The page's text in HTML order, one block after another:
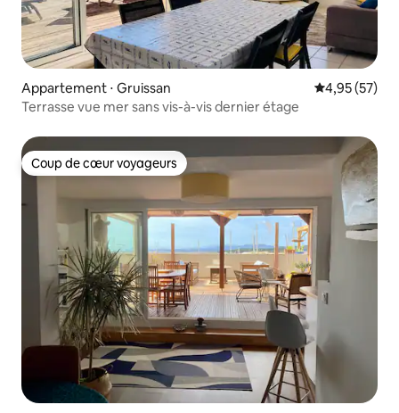
Appartement ⋅ Gruissan Évaluation
4,95 (57)
Terrasse vue mer sans vis-à-vis dernier étage
Coup de cœur voyageurs
Coup de cœur voyageurs